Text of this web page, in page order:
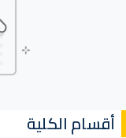
أقسام الكلية